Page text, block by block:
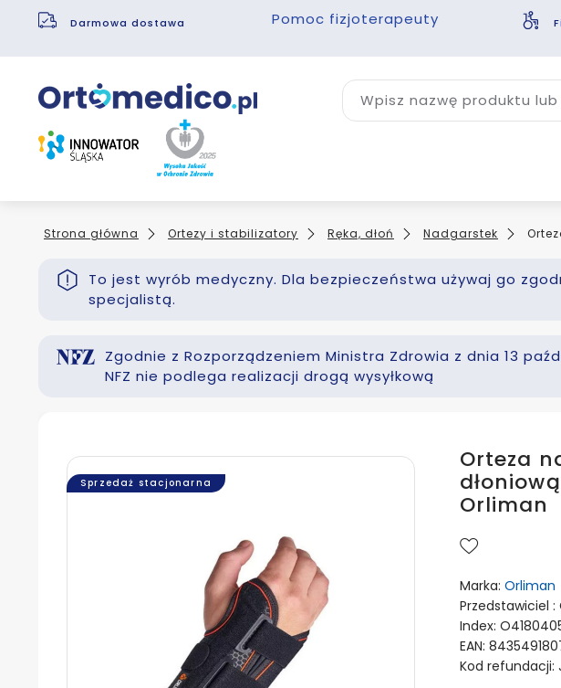
Darmowa dostawa Pomoc fizjoterapeuty
Wpisz nazwę produktu
Strona główna Ortezy i stabilizatory Ręka, dłoń Nadgarstek
To jest wyrób medyczny. Dla bezpieczeństwa używaj go
specjalistą.
Zgodnie z Rozporządzeniem Ministra Zdrowia z dnia 13
NFZ nie podlega realizacji drogą wysyłkową
Sprzedaż stacjonarna
Orteza
Orliman
Marka: Orliman
Przedstawiciel :
Index:
EAN:
Kod refundacji: